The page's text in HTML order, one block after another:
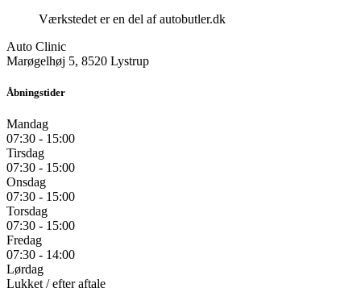
Værkstedet er en del af autobutler.dk
Auto Clinic
Marøgelhøj 5, 8520 Lystrup
Åbningstider
Mandag
07:30 - 15:00
Tirsdag
07:30 - 15:00
Onsdag
07:30 - 15:00
Torsdag
07:30 - 15:00
Fredag
07:30 - 14:00
Lørdag
Lukket / efter aftale